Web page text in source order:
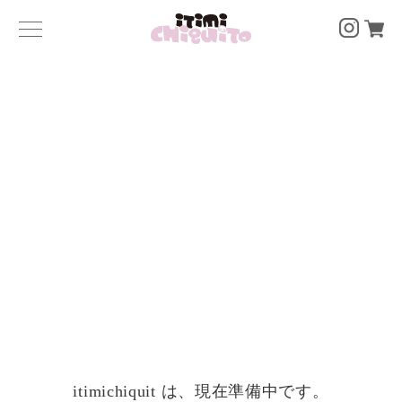
itimichiquit は、現在準備中です。